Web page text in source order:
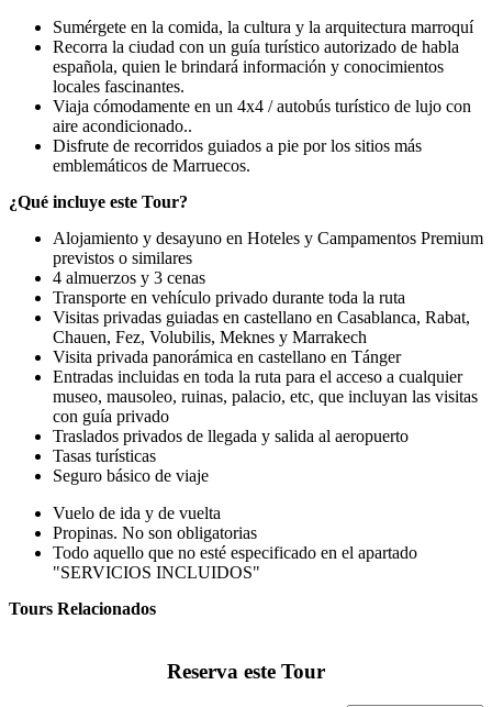
Sumérgete en la comida, la cultura y la arquitectura marroquí
Recorra la ciudad con un guía turístico autorizado de habla
española, quien le brindará información y conocimientos
locales fascinantes.
Viaja cómodamente en un 4x4 / autobús turístico de lujo con
aire acondicionado..
Disfrute de recorridos guiados a pie por los sitios más
emblemáticos de Marruecos.
¿Qué incluye este Tour?
Alojamiento y desayuno en Hoteles y Campamentos Premium
previstos o similares
4 almuerzos y 3 cenas
Transporte en vehículo privado durante toda la ruta
Visitas privadas guiadas en castellano en Casablanca, Rabat,
Chauen, Fez, Volubilis, Meknes y Marrakech
Visita privada panorámica en castellano en Tánger
Entradas incluidas en toda la ruta para el acceso a cualquier
museo, mausoleo, ruinas, palacio, etc, que incluyan las visitas
con guía privado
Traslados privados de llegada y salida al aeropuerto
Tasas turísticas
Seguro básico de viaje
Vuelo de ida y de vuelta
Propinas. No son obligatorias
Todo aquello que no esté especificado en el apartado
"SERVICIOS INCLUIDOS"
Tours Relacionados
Reserva este Tour